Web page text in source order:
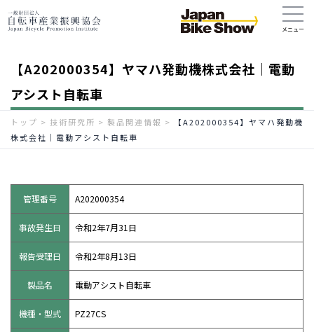
【A202000354】ヤマハ発動機株式会社｜電動
アシスト自転車
トップ > 技術研究所 > 製品関連情報 >
【A202000354】ヤマハ発動機
株式会社｜電動アシスト自転車
管理番号 A202000354
事故発生日 令和2年7月31日
報告受理日 令和2年8月13日
製品名 電動アシスト自転車
機種・型式 PZ27CS